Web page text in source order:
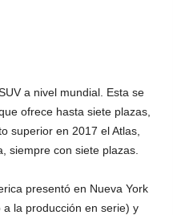
a nivel mundial. Esta se
ofrece hasta siete plazas,
superior en 2017 el Atlas,
siempre con siete plazas.
presentó en Nueva York
la producción en serie) y